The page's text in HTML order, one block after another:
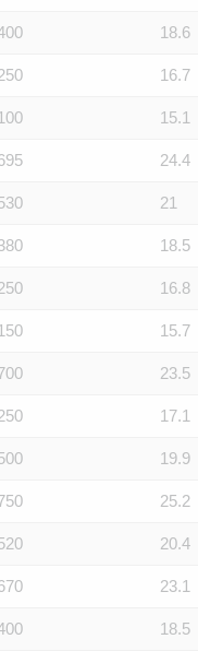
18.6
16.7
15.1
24.4
21
18.5
16.8
15.7
23.5
17.1
19.9
25.2
20.4
23.1
18.5